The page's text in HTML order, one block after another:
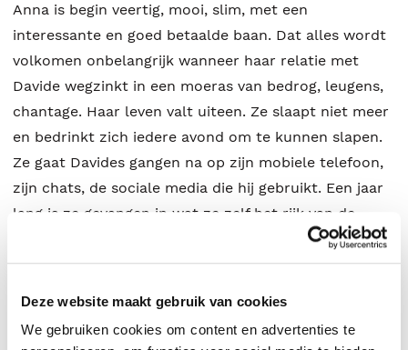
Deze website maakt gebruik van cookies
We gebruiken cookies om content en advertenties te
Anna is begin veertig, mooi, slim, met een
interessante en goed betaalde baan. Dat alles wordt
volkomen onbelangrijk wanneer haar relatie met
Davide wegzinkt in een moeras van bedrog, leugens,
chantage. Haar leven valt uiteen. Ze slaapt niet meer
en bedrinkt zich iedere avond om te kunnen slapen.
Ze gaat Davides gangen na op zijn mobiele telefoon,
zijn chats, de sociale media die hij gebruikt. Een jaar
lang is ze gevangen in wat ze zelf het rijk van de
waanzin noemt. In een lange brief vertelt Anna aan
haar beste vriendin Valentina in detail over de
haar lichaam. Want dat geeft haar de grenzen aan en